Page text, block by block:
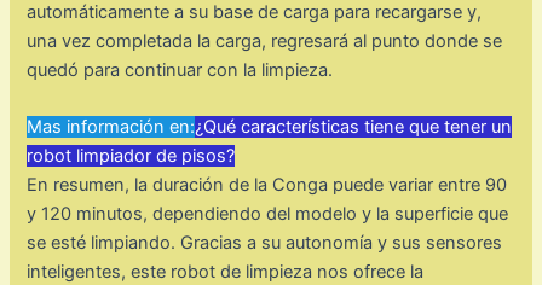
automáticamente a su base de carga para recargarse y,
una vez completada la carga, regresará al punto donde se
quedó para continuar con la limpieza.
Mas información en:¿Qué características tiene que tener un
robot limpiador de pisos?
En resumen, la duración de la Conga puede variar entre 90
y 120 minutos, dependiendo del modelo y la superficie que
se esté limpiando. Gracias a su autonomía y sus sensores
inteligentes, este robot de limpieza nos ofrece la